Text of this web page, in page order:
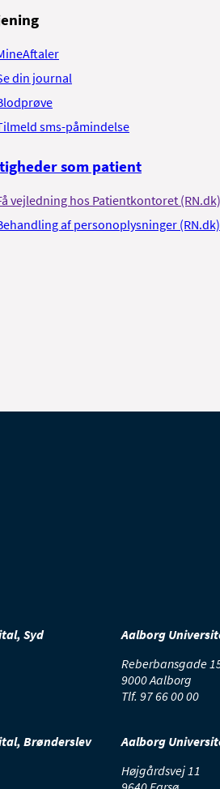
din journal
sms-påmindelse
som patient
vejledning hos Patientkontoret (RN.dk)
af personoplysninger (RN.dk)
Syd
Aalborg
Reberbansgade
9000 Aalborg
Tlf. 97 66 00 00
Brønderslev
Aalborg
Højgårdsvej 11